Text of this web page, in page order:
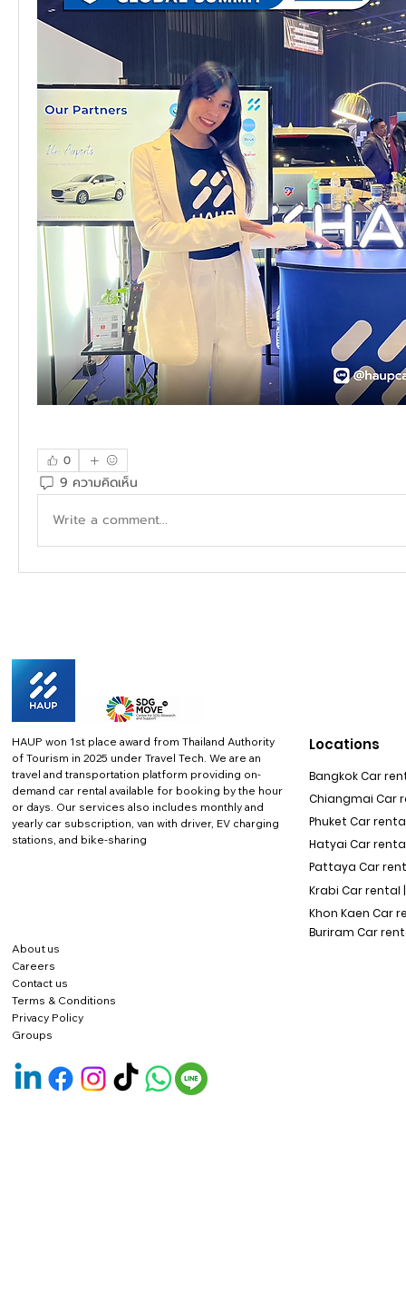
0
9 ความคิดเห็น
Write a comment...
HAUP won 1st place award from Thailand Authority
of Tourism in 2025 under Travel Tech. We are an
travel and transportation platform providing on-
demand car rental available for booking by the hour
or days. Our services also includes monthly and
yearly car subscription, van with driver, EV charging
stations, and bike-sharing
About us
Careers
Contact us
Terms & Conditions
Privacy Policy
Locations
Bangkok Car
Chiangmai Car
Phuket Car rental
Hatyai Car
Pattaya Car
Krabi Car rental |
Khon Kaen Car
Buriram Car
Groups